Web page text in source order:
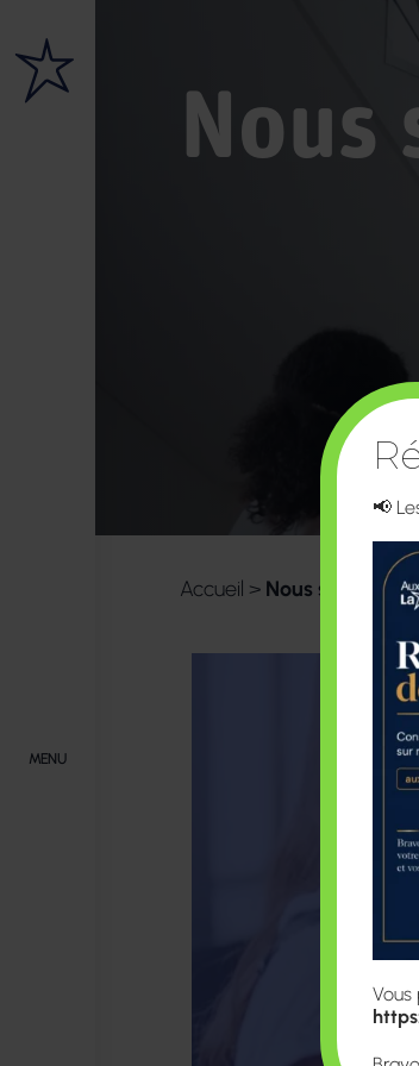
MENU
Nous
Accueil > Nous soutenir
📢
Vous